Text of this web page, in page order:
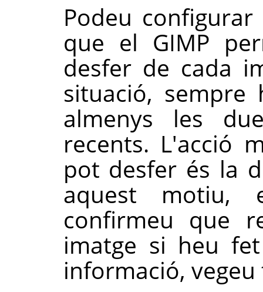
Podeu
que el GIMP
desfer de cada
situació,
almenys les
recents. L'acció
pot desfer és la
aquest
confirmeu que
imatge si heu
informació,